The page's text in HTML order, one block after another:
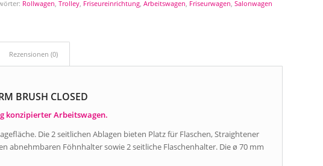
Rollwagen,Trolley, Friseureinrichtung,Arbeitswagen, Friseurwagen,Salonwagen
Rezensionen (0)
BRUSH CLOSED
konzipierter Arbeitswagen.
Die 2 seitlichen Ablagen bieten Platz für Flaschen, Straightener
abnehmbaren Föhnhalter sowie 2 seitliche Flaschenhalter. Die ø 70 mm